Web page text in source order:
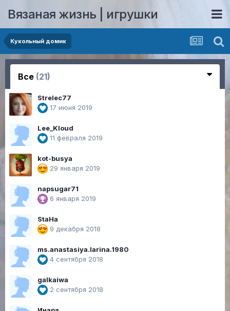
Вязаная жизнь | игрушки
Кукольный домик
Все (21)
Strelec77
17 июня 2019
Lee_Kloud
11 февраля 2019
kot-busya
29 января 2019
napsugar71
6 января 2019
StaНa
9 декабря 2018
ms.anastasiya.larina.1980
4 сентября 2018
galkaiwa
2 сентября 2018